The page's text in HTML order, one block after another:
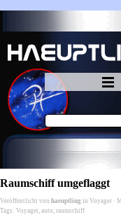
Raumschiff umgeflaggt
Veröffentlicht von haeuptling in Voyager ·
Tags: Voyager, auto, raumschiff